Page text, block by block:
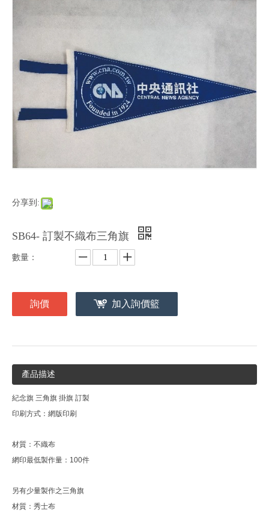
分享到:
SB64- 訂製不織布三角旗
數量：
詢價 加入詢價籃
產品描述
紀念旗 三角旗 掛旗 訂製
印刷方式：網版印刷
材質：不織布
網印最低製作量：100件
另有少量製作之三角旗
材質：秀士布